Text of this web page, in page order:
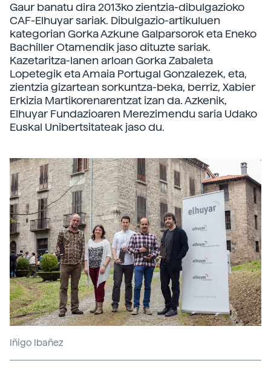
Gaur banatu dira 2013ko zientzia-dibulgazioko
CAF-Elhuyar sariak. Dibulgazio-artikuluen
kategorian Gorka Azkune Galparsorok eta Eneko
Bachiller Otamendik jaso dituzte sariak.
Kazetaritza-lanen arloan Gorka Zabaleta
Lopetegik eta Amaia Portugal Gonzalezek, eta,
zientzia gizartean sorkuntza-beka, berriz, Xabier
Erkizia Martikorenarentzat izan da. Azkenik,
Elhuyar Fundazioaren Merezimendu saria Udako
Euskal Unibertsitateak jaso du.
Iñigo Ibañez